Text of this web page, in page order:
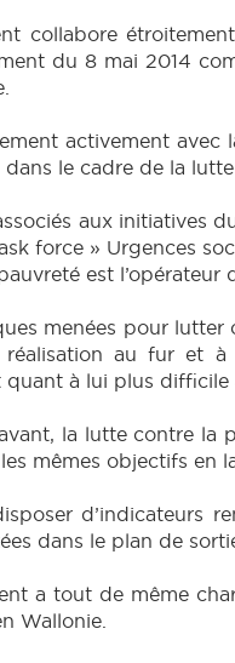
collabore
du 8 mai 2014
activement
le cadre de la
aux initiatives
force » Urgences
est l’opérateur
menées pour
réalisation au fur et
à lui plus difficile
la lutte contre
mêmes objectifs en
d’indicateurs
dans le plan de
a tout de même
Wallonie.